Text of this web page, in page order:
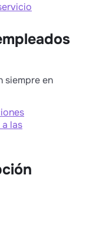
siempre en
las